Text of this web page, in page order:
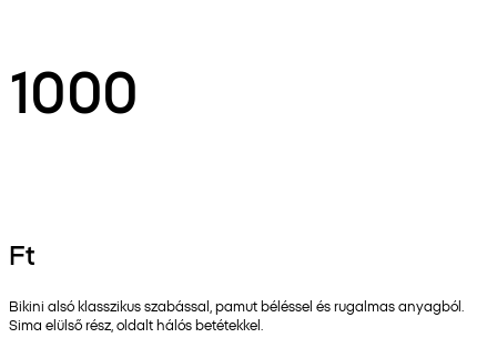
1000
Ft
Bikini alsó klasszikus szabással, pamut béléssel és rugalmas anyagból.
Sima elülső rész, oldalt hálós betétekkel.